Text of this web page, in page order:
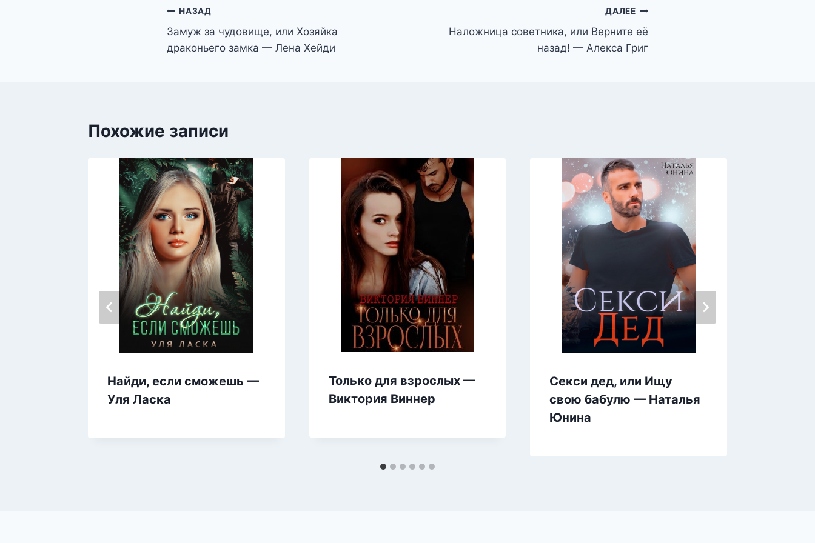
Навигация
по
НАЗАД
Замуж за чудовище, или Хозяйка
драконьего замка — Лена Хейди
ДАЛЕЕ
Наложница советника, или Верните её
назад! — Алекса Григ
Похожие записи
Найди, если сможешь —
Уля Ласка
Только для взрослых —
Виктория Виннер
Секси дед, или Ищу
свою бабулю — Наталья
Юнина